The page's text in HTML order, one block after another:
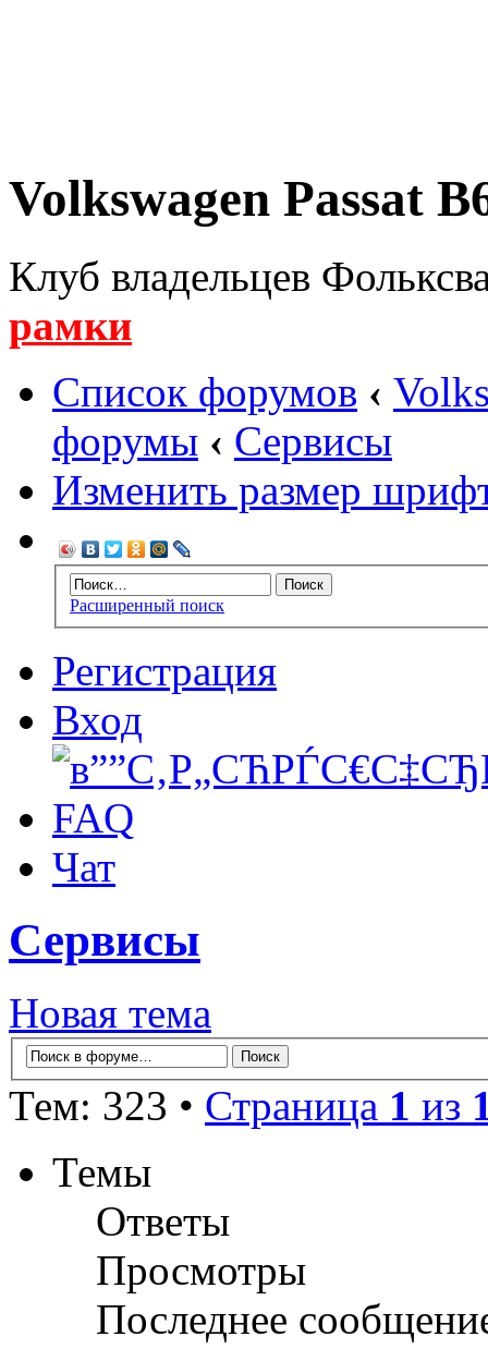
Volkswagen Passat
Клуб владельцев
рамки
Список форумов ‹
форумы ‹ Сервисы
Изменить размер
Расширенный поиск
Регистрация
Вход
FAQ
Чат
Сервисы
Новая тема
Тем: 323 • Страница 1 из
Темы
Ответы
Просмотры
Последнее